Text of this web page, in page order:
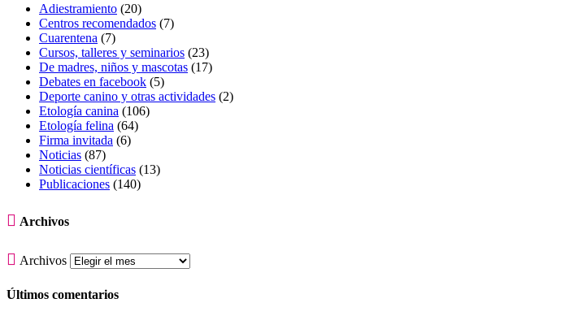
Adiestramiento (20)
Centros recomendados (7)
Cuarentena (7)
Cursos, talleres y seminarios (23)
De madres, niños y mascotas (17)
Debates en facebook (5)
Deporte canino y otras actividades (2)
Etología canina (106)
Etología felina (64)
Firma invitada (6)
Noticias (87)
Noticias científicas (13)
Publicaciones (140)
 Archivos
 Archivos
Últimos comentarios